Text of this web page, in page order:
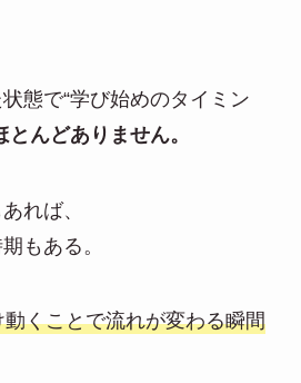
態で“学び始めのタイミン
とんどありません。
れば、
もある。
動くことで流れが変わる瞬間